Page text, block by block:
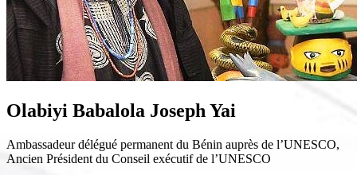
Olabiyi Babalola Joseph Yai
Ambassadeur délégué permanent du Bénin auprès de l’UNESCO,
Ancien Président du Conseil exécutif de l’UNESCO